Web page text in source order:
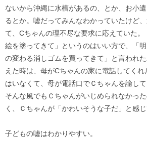
ないから沖縄に水槽があるの、とか、お小
るとか。嘘だってみんなわかっていたけど
て、Cちゃんの理不尽な要求に応えていた。
絵を塗ってきて」というのはいい方で、「
の変わる消しゴムを買ってきて」と言われ
えた時は、母がCちゃんの家に電話してく
はいなくて、母が電話口でＣちゃんを諭して
そんな風でもＣちゃんがいじめられなかっ
く、Ｃちゃんが「かわいそうな子だ」と感じ
子どもの嘘はわかりやすい。